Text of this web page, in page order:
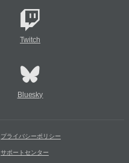
Twitch
Bluesky
プライバシーポリシー
サポートセンター